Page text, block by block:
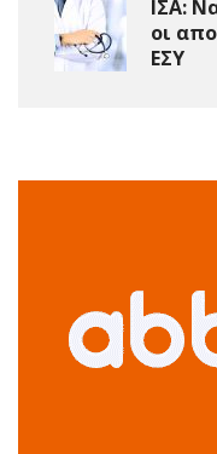
ΙΣΑ:
οι
ΕΣΥ